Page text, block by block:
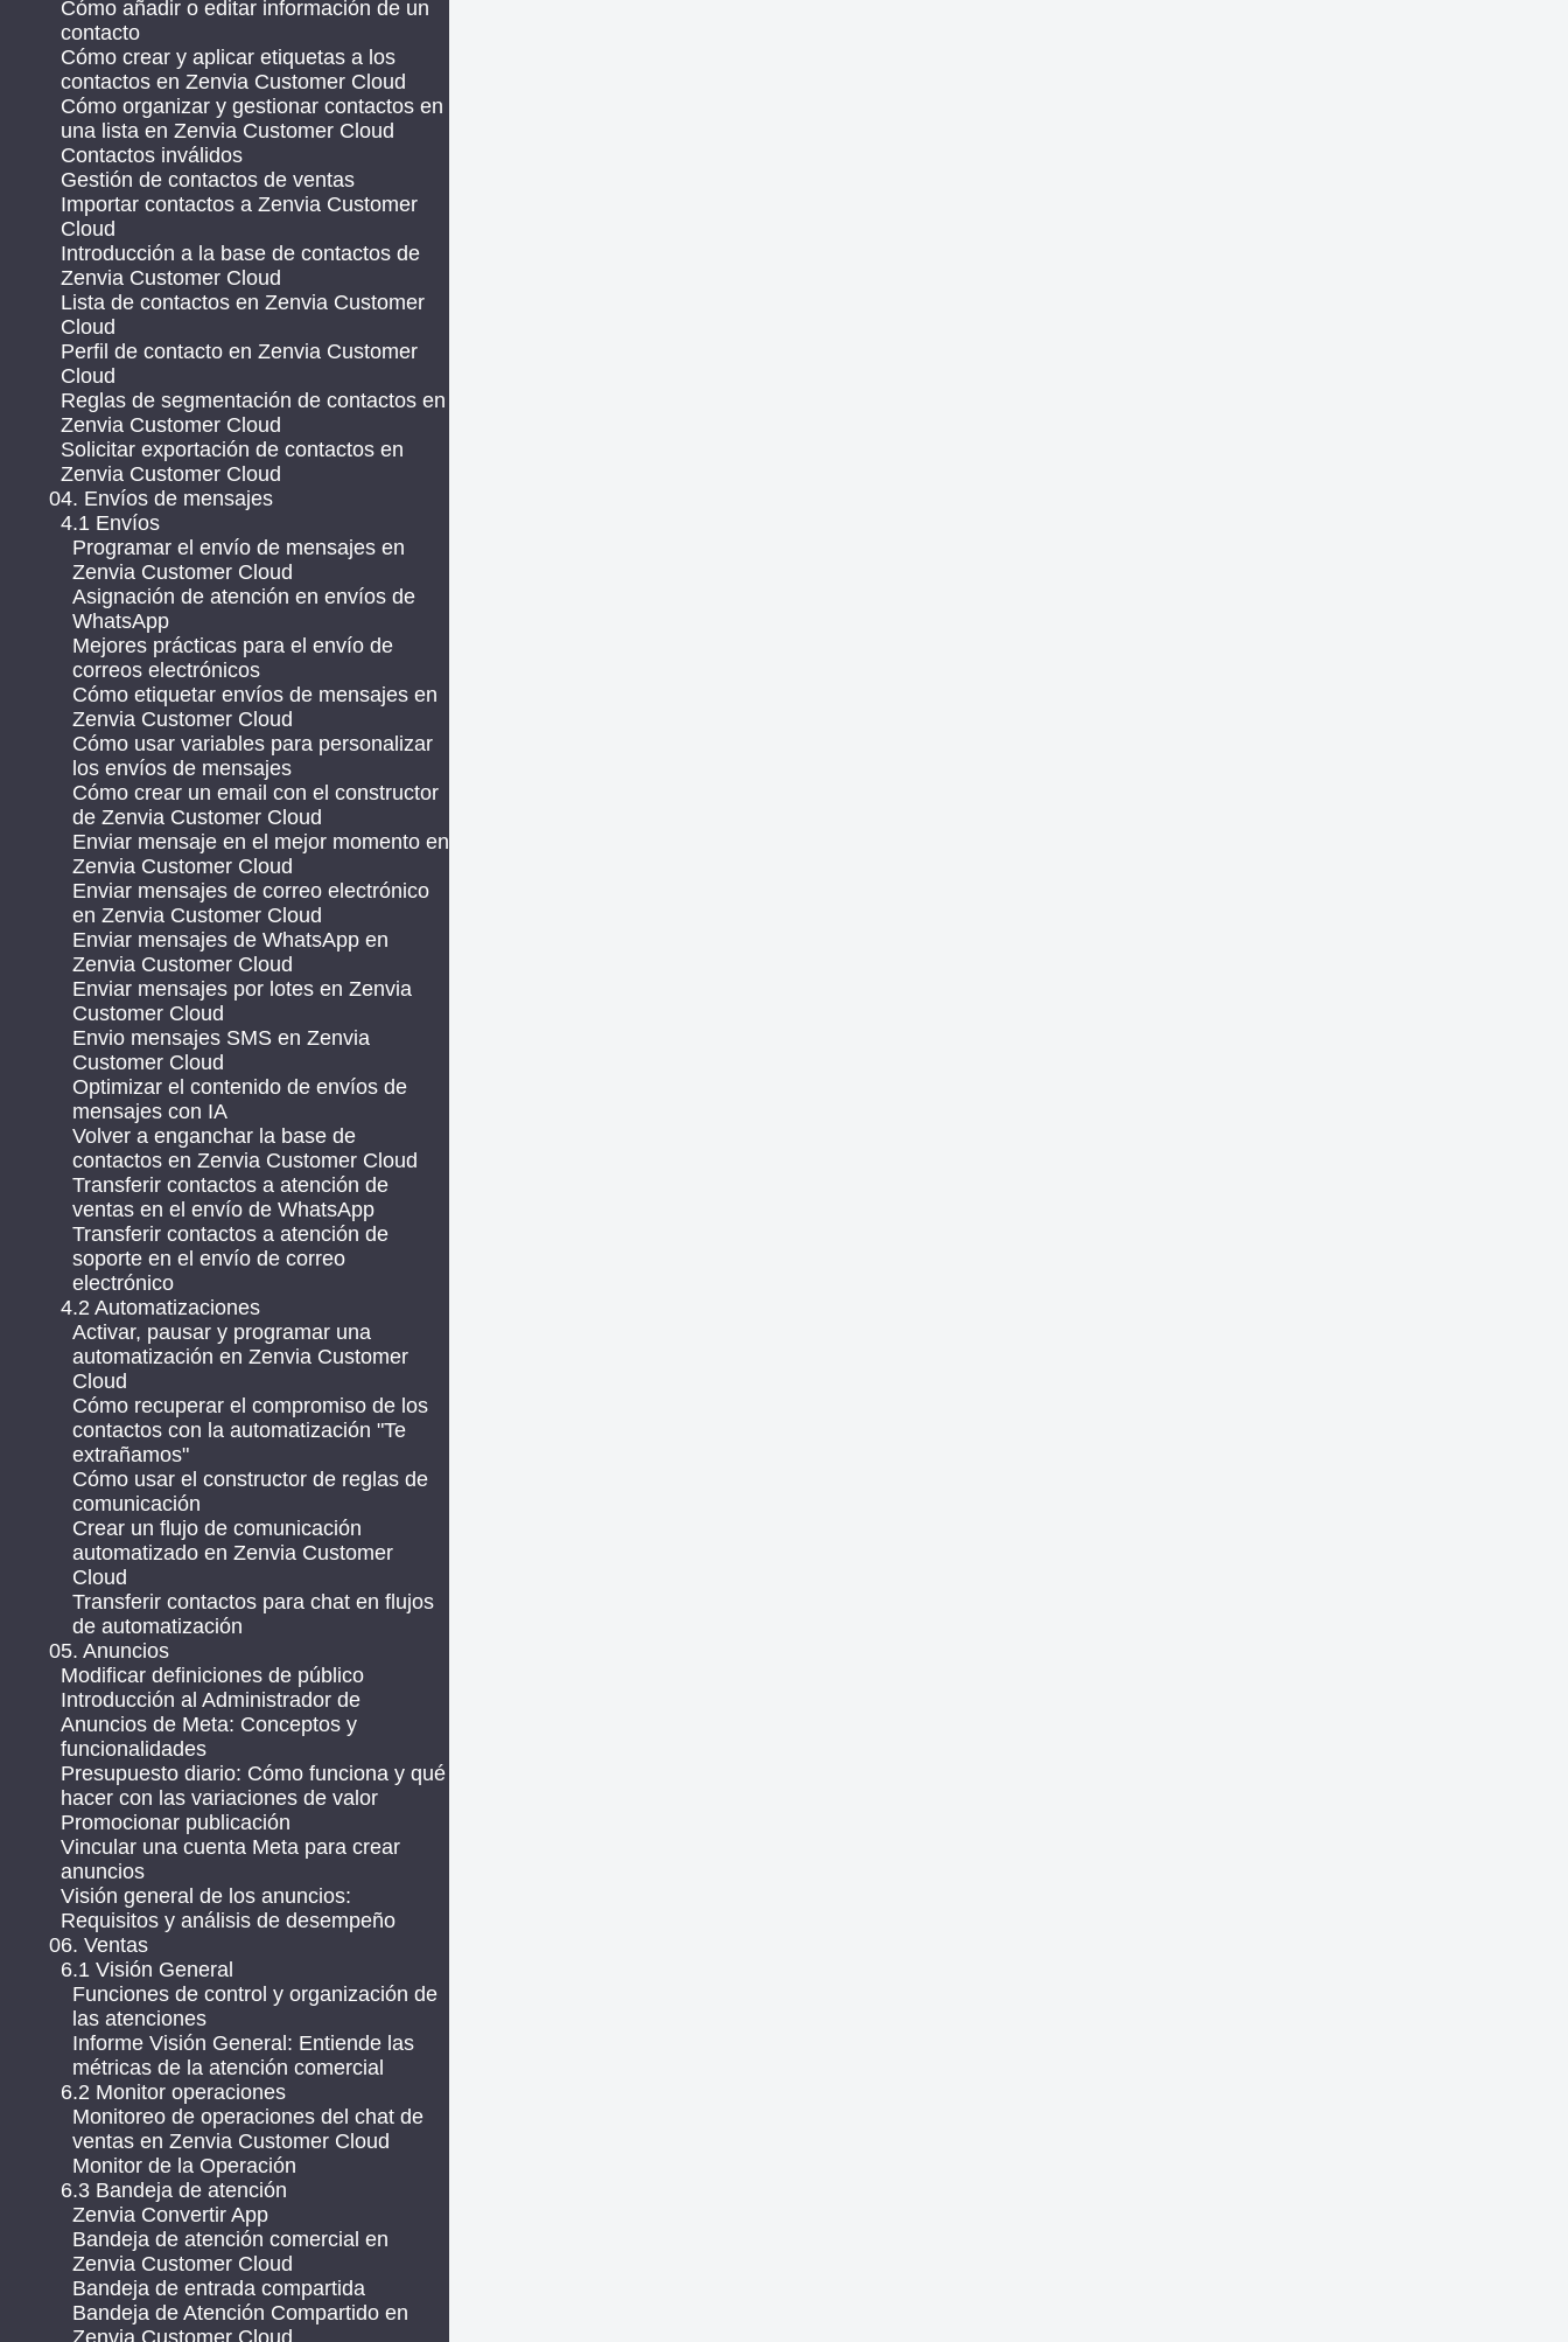
Cómo añadir o editar información de un
contacto
Cómo crear y aplicar etiquetas a los
contactos en Zenvia Customer Cloud
Cómo organizar y gestionar contactos en
una lista en Zenvia Customer Cloud
Contactos inválidos
Gestión de contactos de ventas
Importar contactos a Zenvia Customer
Cloud
Introducción a la base de contactos de
Zenvia Customer Cloud
Lista de contactos en Zenvia Customer
Cloud
Perfil de contacto en Zenvia Customer
Cloud
Reglas de segmentación de contactos en
Zenvia Customer Cloud
Solicitar exportación de contactos en
Zenvia Customer Cloud
04. Envíos de mensajes
4.1 Envíos
Programar el envío de mensajes en
Zenvia Customer Cloud
Asignación de atención en envíos de
WhatsApp
Mejores prácticas para el envío de
correos electrónicos
Cómo etiquetar envíos de mensajes en
Zenvia Customer Cloud
Cómo usar variables para personalizar
los envíos de mensajes
Cómo crear un email con el constructor
de Zenvia Customer Cloud
Enviar mensaje en el mejor momento en
Zenvia Customer Cloud
Enviar mensajes de correo electrónico
en Zenvia Customer Cloud
Enviar mensajes de WhatsApp en
Zenvia Customer Cloud
Enviar mensajes por lotes en Zenvia
Customer Cloud
Envio mensajes SMS en Zenvia
Customer Cloud
Optimizar el contenido de envíos de
mensajes con IA
Volver a enganchar la base de
contactos en Zenvia Customer Cloud
Transferir contactos a atención de
ventas en el envío de WhatsApp
Transferir contactos a atención de
soporte en el envío de correo
electrónico
4.2 Automatizaciones
Activar, pausar y programar una
automatización en Zenvia Customer
Cloud
Cómo recuperar el compromiso de los
contactos con la automatización "Te
extrañamos"
Cómo usar el constructor de reglas de
comunicación
Crear un flujo de comunicación
automatizado en Zenvia Customer
Cloud
Transferir contactos para chat en flujos
de automatización
05. Anuncios
Modificar definiciones de público
Introducción al Administrador de
Anuncios de Meta: Conceptos y
funcionalidades
Presupuesto diario: Cómo funciona y qué
hacer con las variaciones de valor
Promocionar publicación
Vincular una cuenta Meta para crear
anuncios
Visión general de los anuncios:
Requisitos y análisis de desempeño
06. Ventas
6.1 Visión General
Funciones de control y organización de
las atenciones
Informe Visión General: Entiende las
métricas de la atención comercial
6.2 Monitor operaciones
Monitoreo de operaciones del chat de
ventas en Zenvia Customer Cloud
Monitor de la Operación
6.3 Bandeja de atención
Zenvia Convertir App
Bandeja de atención comercial en
Zenvia Customer Cloud
Bandeja de entrada compartida
Bandeja de Atención Compartido en
Zenvia Customer Cloud